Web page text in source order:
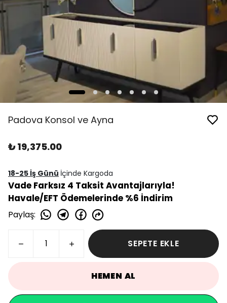
Padova Konsol ve Ayna
₺ 19,375.00
18-25 İş Günü İçinde Kargoda
Vade Farksız 4 Taksit Avantajlarıyla!
Havale/EFT Ödemelerinde %6 İndirim
Paylaş:
SEPETE EKLE
HEMEN AL